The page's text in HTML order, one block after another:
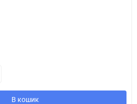
В кошик